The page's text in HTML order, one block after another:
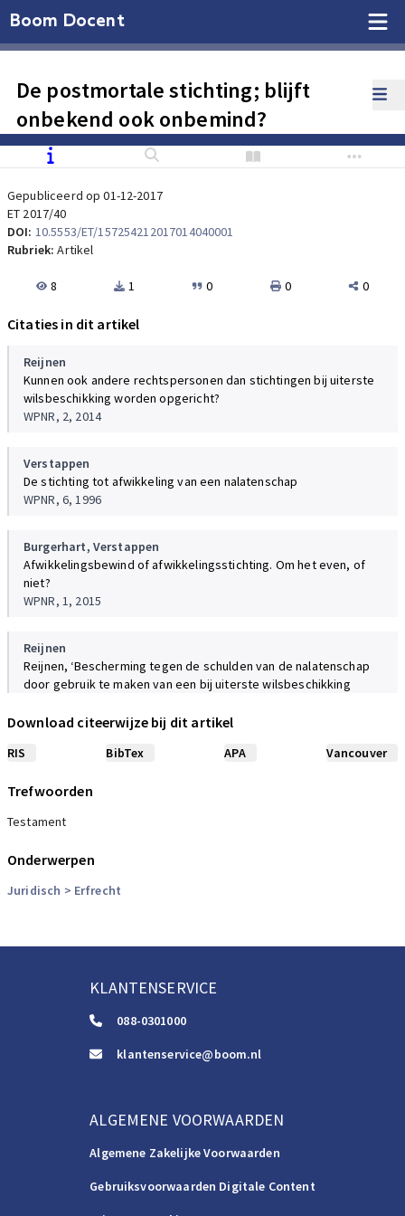
Boom Docent
De postmortale stichting; blijft
onbekend ook onbemind?
Gepubliceerd op 01-12-2017
ET 2017/40
DOI: 10.5553/ET/157254212017014040001
Rubriek:Artikel
8 1 0 0 0
Citaties in dit artikel
Reijnen
Kunnen ook andere rechtspersonen dan stichtingen bij uiterste
wilsbeschikking worden opgericht?
WPNR, 2, 2014
Verstappen
De stichting tot afwikkeling van een nalatenschap
WPNR, 6, 1996
Burgerhart, Verstappen
Afwikkelingsbewind of afwikkelingsstichting. Om het even, of
niet?
WPNR, 1, 2015
Reijnen
Reijnen, ‘Bescherming tegen de schulden van de nalatenschap
door gebruik te maken van een bij uiterste wilsbeschikking
WPNR, 3, 2016
Download citeerwijze bij dit artikel
RIS BibTex APA Vancouver
Trefwoorden
Testament
Onderwerpen
Juridisch > Erfrecht
KLANTENSERVICE
088-0301000
klantenservice@boom.nl
ALGEMENE VOORWAARDEN
Algemene Zakelijke Voorwaarden
Gebruiksvoorwaarden Digitale Content